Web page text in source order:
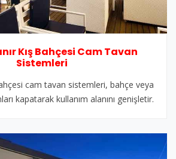
Kış Bahçesi Cam Tavan
Sistemleri
cam tavan sistemleri, bahçe veya
kapatarak kullanım alanını genişletir.